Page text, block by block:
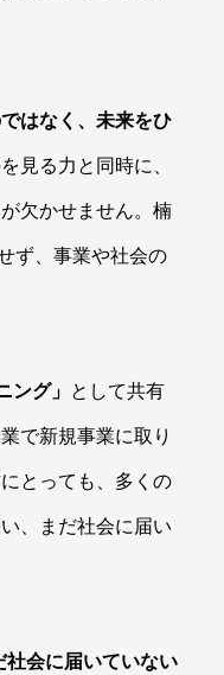
はなく、未来をひ
見る力と同時に、
欠かせません。楠
ず、事業や社会の
ング」 として共有
で新規事業に取り
とっても、多くの
、まだ社会に届い
社会に届いていない